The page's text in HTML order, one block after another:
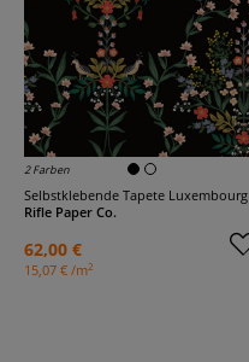
2 Farben
Selbstklebende Tapete Luxembourg
Rifle Paper Co.
62,00 €
15,07 € /m2